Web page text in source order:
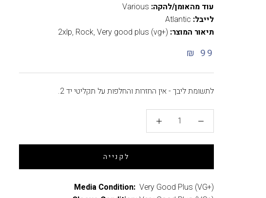
עוד מהאומן/להקה: Various
לייבל: Atlantic
תיאור המוצר:
2xlp, Rock, Very good plus (vg+)
99 ₪
לתשומת ליבך - אין החזרות והחלפות על תקליטי יד 2.
לקנייה
Media Condition: Very Good Plus (VG+)